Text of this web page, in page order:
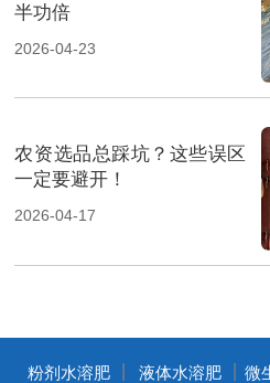
半功倍
2026-04-23
农资选品总踩坑？这些误区
一定要避开！
2026-04-17
粉剂水溶肥 液体水溶肥 丨微